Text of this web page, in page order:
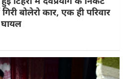
बोलेरो कार, एक ही परिवार